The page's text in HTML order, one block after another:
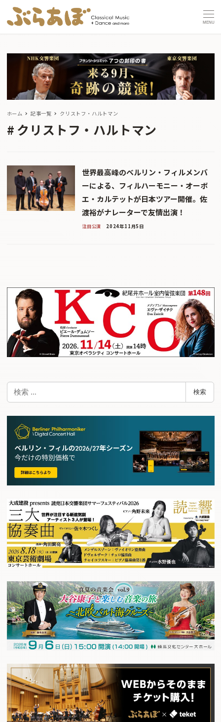
MENU
ホーム 記事一覧 クリストフ・ハルトマン
クリストフ・ハルトマン
世界最高峰のベルリン・フィルメンバ
ーによる、フィルハーモニー・オーボ
エ・カルテットが日本ツアー開催。佐
渡裕がナレーターで友情出演！
注目公演 2024年11月5日
検
検索